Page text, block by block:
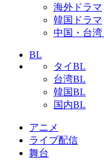
海外ドラマ
韓国ドラマ
中国・台
BL
タイBL
台湾BL
韓国BL
国内BL
アニメ
ライブ配信
舞台